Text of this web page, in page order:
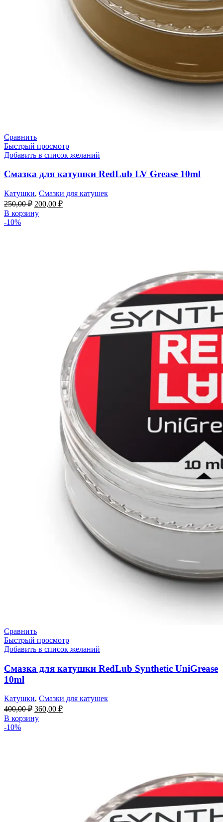
Сравнить
Быстрый просмотр
Добавить в список желаний
Смазка для катушки RedLub LV Grease 10ml
Катушки, Смазки для катушек
250,00₽ 200,00 ₽
В корзину
-10%
Сравнить
Быстрый просмотр
Добавить в список желаний
Смазка для катушки RedLub Synthetic UniGrease
10ml
Катушки, Смазки для катушек
400,00₽ 360,00 ₽
В корзину
-10%